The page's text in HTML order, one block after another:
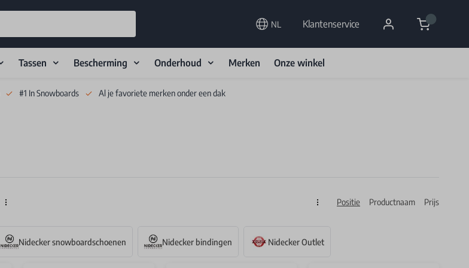
NL Klantenservice Cart
Tassen Bescherming Onderhoud Merken Onze winkel
#1 In Snowboards Al je favoriete merken onder een dak
Sorteren op
Positie Productnaam Prijs
Nidecker snowboardschoenen Nidecker bindingen Nidecker Outlet